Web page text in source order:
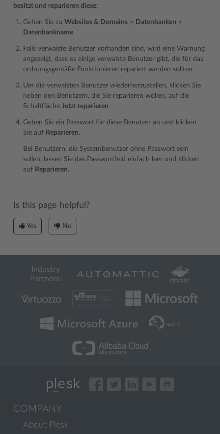
besitzt und reparieren diese:
Gehen Sie zu Websites & Domains > Datenbanken >
Datenbankname.
Falls verwaiste Benutzer vorhanden sind, wird eine Warnung
angezeigt, dass es einige verwaiste Benutzer gibt, die für das
ordnungsgemäße Funktionieren repariert werden sollten.
Um die verwaisten Benutzer wiederherzustellen, klicken Sie
neben den Benutzern, die Sie reparieren wollen, auf die
Schaltfläche Jetzt reparieren.
Geben Sie ein Passwort für diese Benutzer an und klicken
Sie auf Reparieren.
Bei Benutzern, die Systembenutzer ohne Passwort sein
sollen, lassen Sie das Passwortfeld einfach leer und klicken
auf Reparieren.
Is this page helpful?
Yes No
Industry
Partners:
COMPANY
About Plesk